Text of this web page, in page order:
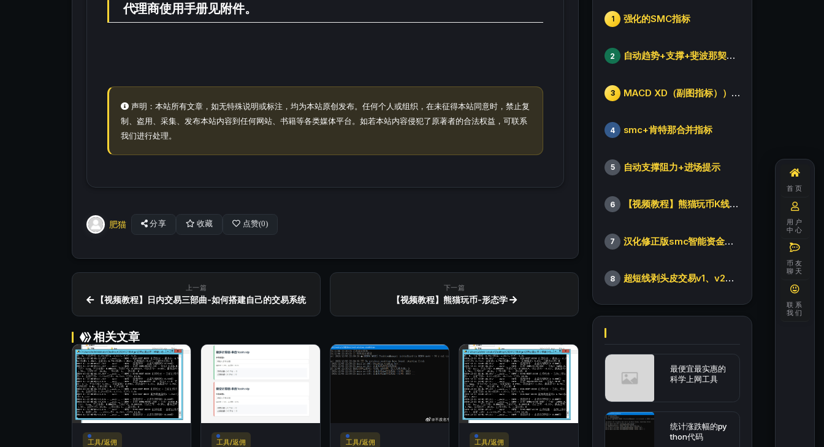
代理商使用手册见附件。
声明：本站所有文章，如无特殊说明或标注，均为本站原创发布。任何个人或组织，在未征得本站同意时，禁止复
制、盗用、采集、发布本站内容到任何网站、书籍等各类媒体平台。如若本站内容侵犯了原著者的合法权益，可联系
我们进行处理。
肥猫 分享 收藏 点赞(0)
上一篇
【视频教程】日内交易三部曲-如何搭建自己的交易系统
下一篇
【视频教程】熊猫玩币-形态学
相关文章
工具/返佣 工具/返佣 工具/返佣 工具/返佣
1 强化的SMC指标
2 自动趋势+支撑+斐波那契+箱体
3 MACD XD（副图指标））修改版
4 smc+肯特那合并指标
5 自动支撑阻力+进场提示
6 【视频教程】熊猫玩币K线后的秘密（全集）
7 汉化修正版smc智能资金订单指标
8 超短线剥头皮交易v1、v2版本
最便宜最实惠的
科学上网工具
统计涨跌幅的py
thon代码
首页
用户
中心
币友
聊天
联系
我们